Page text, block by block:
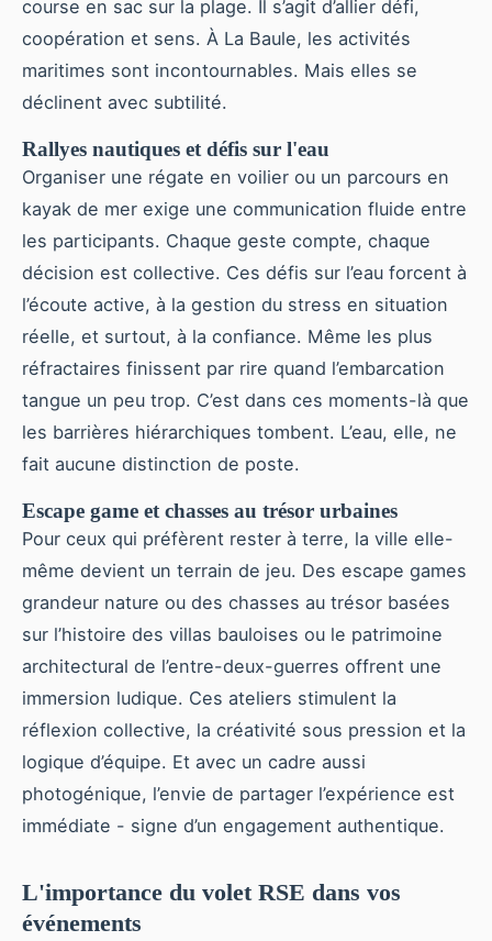
course en sac sur la plage. Il s’agit d’allier défi,
coopération et sens. À La Baule, les activités
maritimes sont incontournables. Mais elles se
déclinent avec subtilité.
Rallyes nautiques et défis sur l'eau
Organiser une régate en voilier ou un parcours en
kayak de mer exige une communication fluide entre
les participants. Chaque geste compte, chaque
décision est collective. Ces défis sur l’eau forcent à
l’écoute active, à la gestion du stress en situation
réelle, et surtout, à la confiance. Même les plus
réfractaires finissent par rire quand l’embarcation
tangue un peu trop. C’est dans ces moments-là que
les barrières hiérarchiques tombent. L’eau, elle, ne
fait aucune distinction de poste.
Escape game et chasses au trésor urbaines
Pour ceux qui préfèrent rester à terre, la ville elle-
même devient un terrain de jeu. Des escape games
grandeur nature ou des chasses au trésor basées
sur l’histoire des villas bauloises ou le patrimoine
architectural de l’entre-deux-guerres offrent une
immersion ludique. Ces ateliers stimulent la
réflexion collective, la créativité sous pression et la
logique d’équipe. Et avec un cadre aussi
photogénique, l’envie de partager l’expérience est
immédiate - signe d’un engagement authentique.
L'importance du volet RSE dans vos
événements